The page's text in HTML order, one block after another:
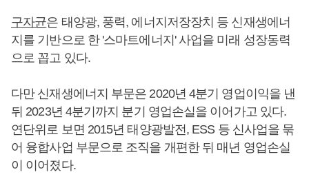
구자균은 태양광, 풍력, 에너지저장장치 등 신재생에너
지를 기반으로 한 '스마트에너지' 사업을 미래 성장동력
으로 꼽고 있다.
다만 신재생에너지 부문은 2020년 4분기 영업이익을 낸
뒤 2023년 4분기까지 분기 영업손실을 이어가고 있다.
연단위로 보면 2015년 태양광발전, ESS 등 신사업을 묶
어 융합사업 부문으로 조직을 개편한 뒤 매년 영업손실
이 이어졌다.